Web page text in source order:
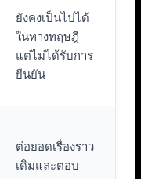
ยังคงเป็นไปได้
ในทางทฤษฎี
แต่ไม่ได้รับการ
ยืนยัน
ต่อยอดเรื่องราว
เดิมและตอบ